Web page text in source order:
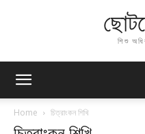
শিশু
Home চিত্রাংকন শিখি